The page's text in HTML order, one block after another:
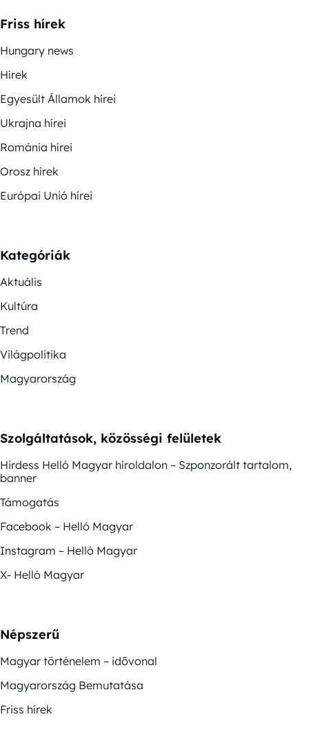
Friss hírek
Hungary news
Hírek
Egyesült Államok hírei
Ukrajna hírei
Románia hírei
Orosz hírek
Európai Unió hírei
Kategóriák
Aktuális
Kultúra
Trend
Világpolitika
Magyarország
Szolgáltatások, közösségi felületek
Hirdess Helló Magyar híroldalon – Szponzorált tartalom,
banner
Támogatás
Facebook – Helló Magyar
Instagram – Helló Magyar
X- Helló Magyar
Népszerű
Magyar történelem – idővonal
Magyarország Bemutatása
Friss hírek